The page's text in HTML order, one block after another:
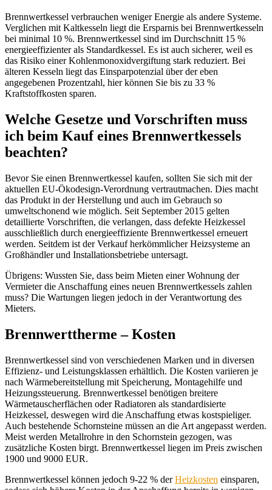
Brennwertkessel verbrauchen weniger Energie als andere Systeme.
Verglichen mit Kaltkesseln liegt die Ersparnis bei Brennwertkesseln
bei minimal 10 %. Brennwertkessel sind im Durchschnitt 15 %
energieeffizienter als Standardkessel. Es ist auch sicherer, weil es
das Risiko einer Kohlenmonoxidvergiftung stark reduziert. Bei
älteren Kesseln liegt das Einsparpotenzial über der eben
angegebenen Prozentzahl, hier können Sie bis zu 33 %
Kraftstoffkosten sparen.
Welche Gesetze und Vorschriften muss
ich beim Kauf eines Brennwertkessels
beachten?
Bevor Sie einen Brennwertkessel kaufen, sollten Sie sich mit der
aktuellen EU-Ökodesign-Verordnung vertrautmachen. Dies macht
das Produkt in der Herstellung und auch im Gebrauch so
umweltschonend wie möglich. Seit September 2015 gelten
detaillierte Vorschriften, die verlangen, dass defekte Heizkessel
ausschließlich durch energieeffiziente Brennwertkessel erneuert
werden. Seitdem ist der Verkauf herkömmlicher Heizsysteme an
Großhändler und Installationsbetriebe untersagt.
Übrigens: Wussten Sie, dass beim Mieten einer Wohnung der
Vermieter die Anschaffung eines neuen Brennwertkessels zahlen
muss? Die Wartungen liegen jedoch in der Verantwortung des
Mieters.
Brennwerttherme – Kosten
Brennwertkessel sind von verschiedenen Marken und in diversen
Effizienz- und Leistungsklassen erhältlich. Die Kosten variieren je
nach Wärmebereitstellung mit Speicherung, Montagehilfe und
Heizungssteuerung. Brennwertkessel benötigen breitere
Wärmetauscherflächen oder Radiatoren als standardisierte
Heizkessel, deswegen wird die Anschaffung etwas kostspieliger.
Auch bestehende Schornsteine müssen an die Art angepasst werden.
Meist werden Metallrohre in den Schornstein gezogen, was
zusätzliche Kosten birgt. Brennwertkessel liegen im Preis zwischen
1900 und 9000 EUR.
Brennwertkessel können jedoch 9-22 % derHeizkosten einsparen,